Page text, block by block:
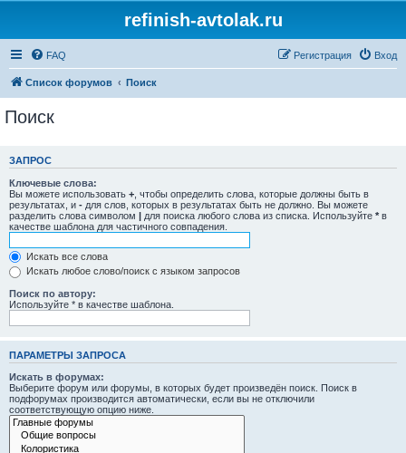
refinish-avtolak.ru
FAQ Вход
Регистрация
Список форумов Поиск
Поиск
ЗАПРОС
Ключевые слова:
Вы можете использовать + , чтобы определить слова, которые должны быть в
результатах, и - для слов, которых в результатах быть не должно. Вы можете
разделить слова символом | для поиска любого слова из списка. Используйте * в
качестве шаблона для частичного совпадения.
Искать все слова
Искать любое слово/поиск с языком запросов
Поиск по автору:
Используйте * в качестве шаблона.
ПАРАМЕТРЫ ЗАПРОСА
Искать в форумах:
Выберите форум или форумы, в которых будет произведён поиск. Поиск в
подфорумах производится автоматически, если вы не отключили
соответствующую опцию ниже.